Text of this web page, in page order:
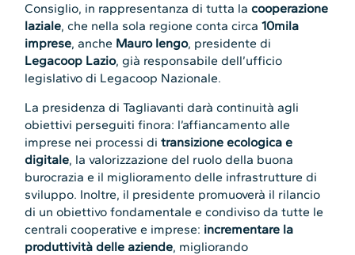
Consiglio, in rappresentanza di tutta la cooperazione
laziale, che nella sola regione conta circa 10mila
imprese, anche Mauro Iengo, presidente di
Legacoop Lazio, già responsabile dell’ufficio
legislativo di Legacoop Nazionale.
La presidenza di Tagliavanti darà continuità agli
obiettivi perseguiti finora: l’affiancamento alle
imprese nei processi ditransizione ecologica e
digitale, la valorizzazione del ruolo della buona
burocrazia e il miglioramento delle infrastrutture di
sviluppo. Inoltre, il presidente promuoverà il rilancio
di un obiettivo fondamentale e condiviso da tutte le
centrali cooperative e imprese: incrementare la
produttività delle aziende, migliorando